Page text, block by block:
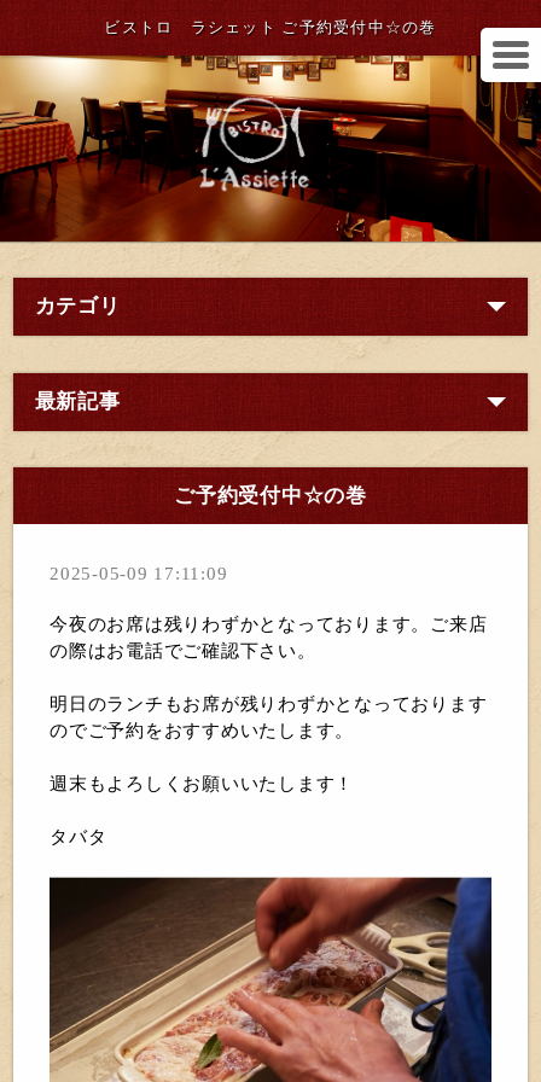
ビストロ ラシェット ご予約受付中☆の巻
カテゴリ
最新記事
ご予約受付中☆の巻
2025-05-09 17:11:09
今夜のお席は残りわずかとなっております。ご来店
の際はお電話でご確認下さい。
明日のランチもお席が残りわずかとなっております
のでご予約をおすすめいたします。
週末もよろしくお願いいたします！
タバタ